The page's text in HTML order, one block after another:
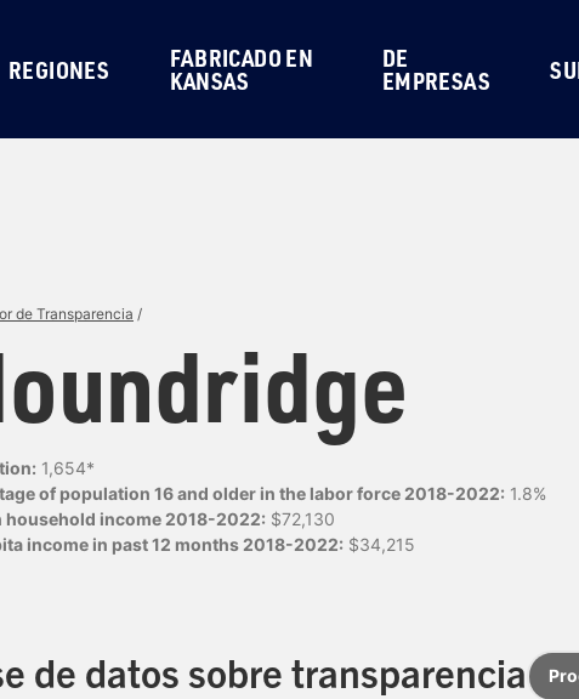
REGIONES FABRICADO EN
KANSAS
DE
EMPRESAS
de Transparencia /
1,654*
of population 16 and older in the labor force 2018-2022: 1.8%
household income 2018-2022: $72,130
income in past 12 months 2018-2022: $34,215
de datos sobre transparencia